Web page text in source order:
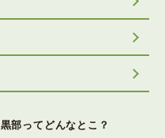
黒部ってどんなとこ？